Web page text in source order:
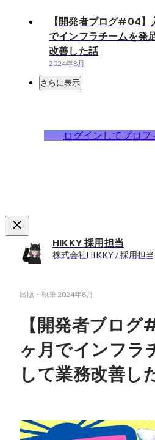
【開発者ブログ#04】
でインフラチームを発
改善した話
2024年8月
さらに表示
ログインしてプロフ
HIKKY 採用担当
株式会社HIKKY / 採用担当
出版・執筆 2024年8月
【開発者ブロ
ヶ月でインフラ
して業務改善し